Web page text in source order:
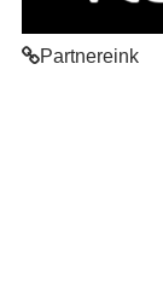
Partnereink